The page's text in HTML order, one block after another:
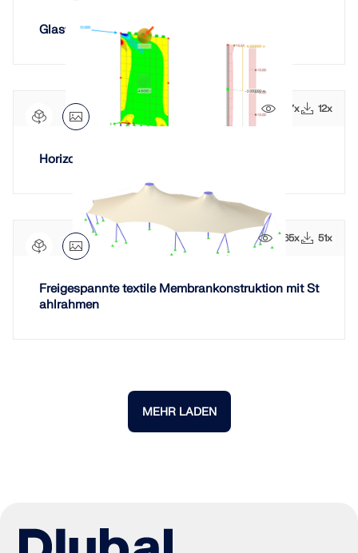
Glaswand
177x 12x
Horizontalkräfte im Gebäudemodell
465x 51x
Freigespannte textile Membrankonstruktion mit St
ahlrahmen
MEHR LADEN